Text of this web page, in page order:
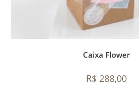
Caixa Flower
R$ 288,00